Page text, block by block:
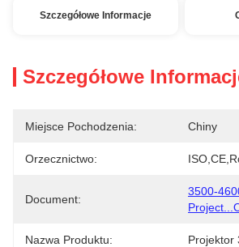
Szczegółowe Informacje
Szczegółowe
Miejsce Pochodzenia: Chiny
Orzecznictwo:
Document:
3500-
Nazwa Produktu: Projektor